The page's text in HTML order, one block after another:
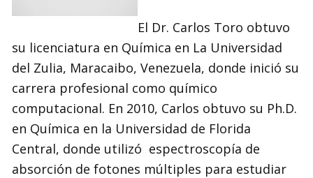
El Dr. Carlos Toro obtuvo
su licenciatura en Química en La Universidad
del Zulia, Maracaibo, Venezuela, donde inició su
carrera profesional como químico
computacional. En 2010, Carlos obtuvo su Ph.D.
en Química en la Universidad de Florida
Central, donde utilizó espectroscopía de
absorción de fotones múltiples para estudiar